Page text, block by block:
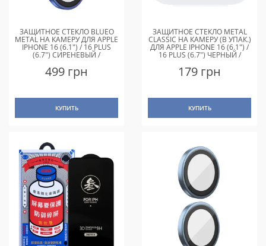
ЗАЩИТНОЕ СТЕКЛО BLUEO
METAL НА КАМЕРУ ДЛЯ APPLE
IPHONE 16 (6.1") / 16 PLUS
(6.7") СИРЕНЕВЫЙ /
499 грн
КУПИТЬ
ЗАЩИТНОЕ СТЕКЛО METAL
CLASSIC НА КАМЕРУ (В УПАК.)
ДЛЯ APPLE IPHONE 16 (6.1") /
16 PLUS (6.7") ЧЕРНЫЙ /
179 грн
КУПИТЬ